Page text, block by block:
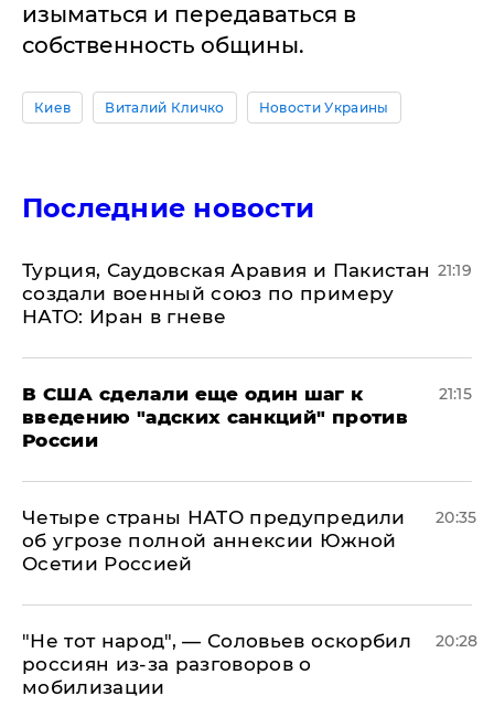
изыматься и передаваться в
собственность общины.
Киев Виталий Кличко Новости Украины
Последние новости
Турция, Саудовская Аравия и Пакистан
создали военный союз по примеру
НАТО: Иран в гневе
21:19
В США сделали еще один шаг к
введению "адских санкций" против
России
21:15
Четыре страны НАТО предупредили
об угрозе полной аннексии Южной
Осетии Россией
20:35
​"Не тот народ", — Соловьев оскорбил
россиян из-за разговоров о
мобилизации
20:28